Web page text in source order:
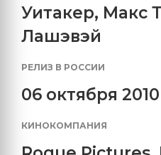
Уитакер, Макс
Лашэвэй
РЕЛИЗ В РОССИИ
06 октября 2010
КИНОКОМПАНИЯ